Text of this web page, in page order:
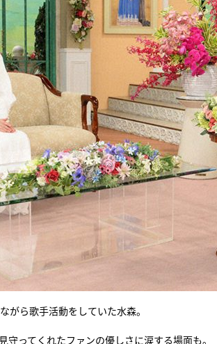
がら歌手活動をしていた水森。
ってくれたファンの優しさに涙する場面も。